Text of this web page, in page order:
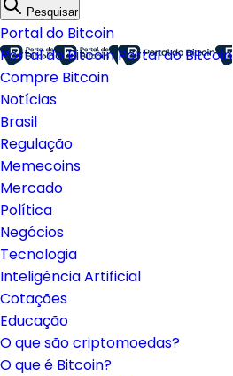
Pesquisar
Portal do Bitcoin
Portal do BitcoinPortal do Bitcoin
Compre Bitcoin
Notícias
Brasil
Regulação
Memecoins
Mercado
Política
Negócios
Tecnologia
Inteligência Artificial
Cotações
Educação
O que são criptomoedas?
O que é Bitcoin?